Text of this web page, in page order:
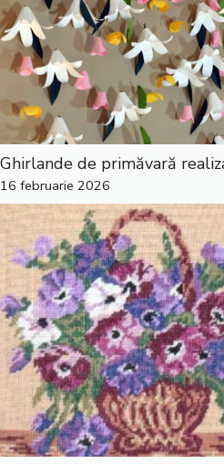
Ghirlande de primăvară
16 februarie 2026